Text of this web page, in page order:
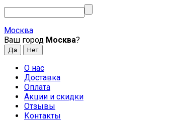
Москва
Ваш город Москва?
О нас
Доставка
Оплата
Акции и скидки
Отзывы
Контакты